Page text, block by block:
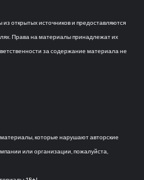
открытых источников и предоставляются
Права на материалы принадлежат их
за содержание материала не
которые нарушают авторские
или организации, пожалуйста,